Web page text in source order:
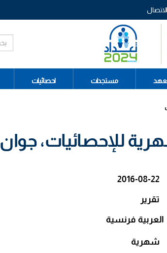
الاتصال
مستجدات احصائيات
للإحصائيات، جوان 2016
2016-08-22
تقرير
العربية فرنسية
شهرية